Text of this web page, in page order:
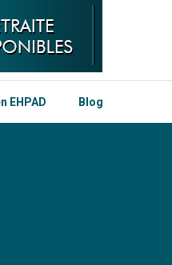
EHPAD Blog